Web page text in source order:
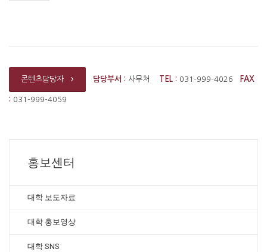
콘텐츠담당자 담당부서 : 사무처 TEL : 031-999-4026 FAX
: 031-999-4059
홍보센터
대학 보도자료
대학 홍보영상
대학 SNS